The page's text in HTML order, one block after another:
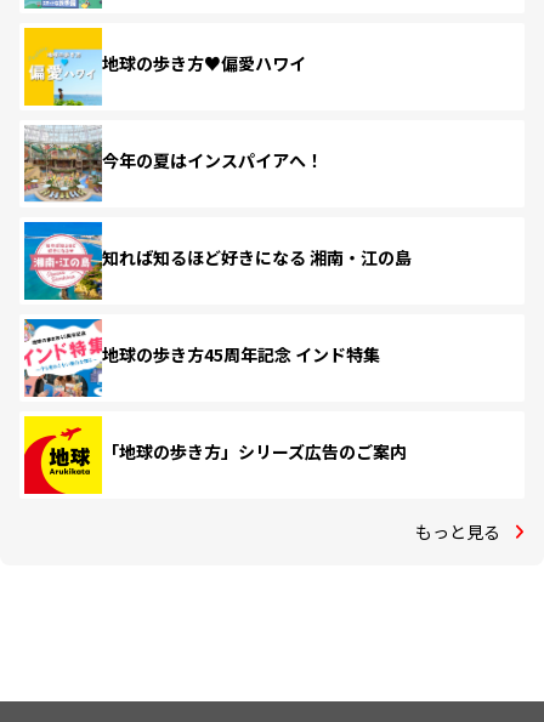
地球の歩き方♥偏愛ハワイ
今年の夏はインスパイアへ！
知れば知るほど好きになる 湘南・江の島
地球の歩き方45周年記念 インド特集
「地球の歩き方」シリーズ広告のご案内
もっと見る